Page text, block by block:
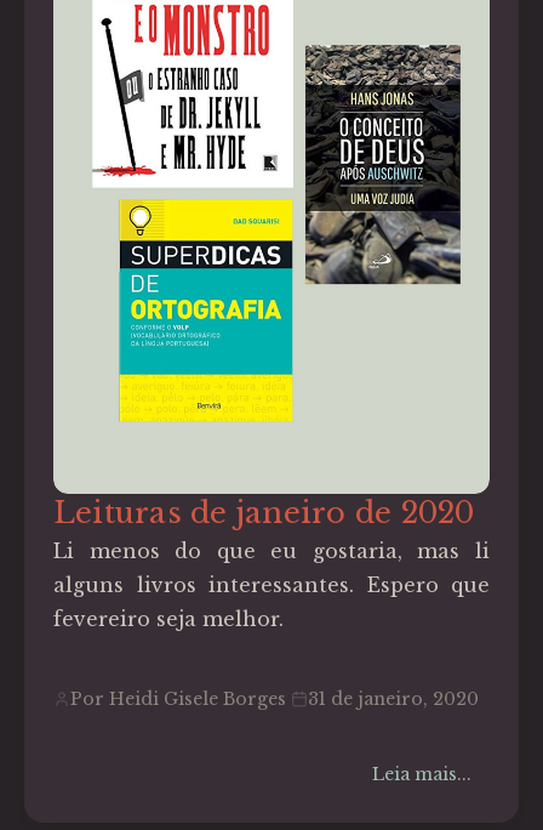
Leituras de janeiro de 2020
Li menos do que eu gostaria, mas li
alguns livros interessantes. Espero que
fevereiro seja melhor.
Por Heidi Gisele Borges 31 de janeiro, 2020
Leia mais...